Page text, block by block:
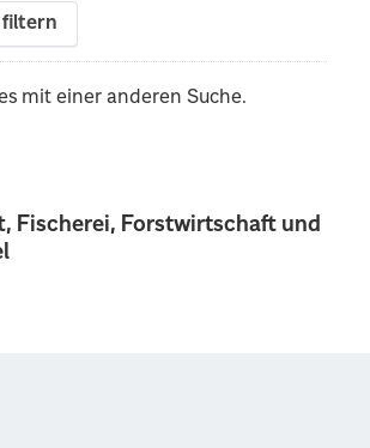
Fischerei, Forstwirtschaft und
filtern
mit einer anderen Suche.